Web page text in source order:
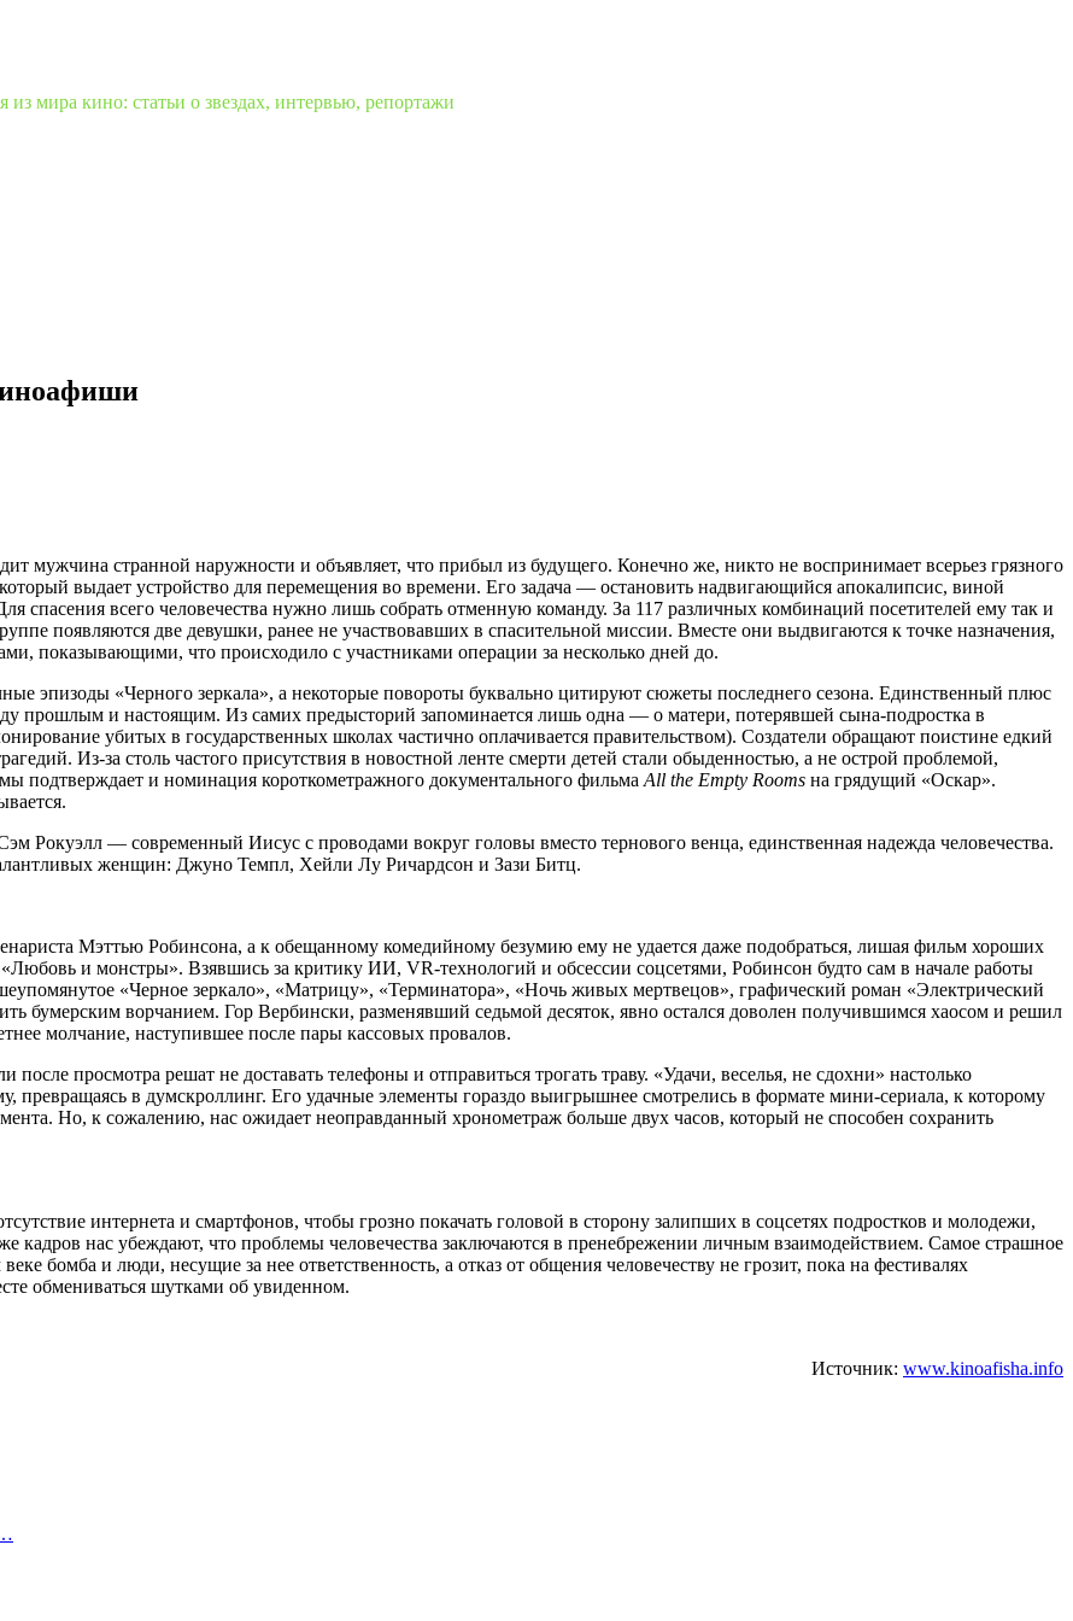
мира кино: статьи о звездах, интервью, репортажи
мужчина странной наружности и объявляет, что прибыл из будущего. Конечно же, никто не воспринимает всерьез грязного
выдает устройство для перемещения во времени. Его задача — остановить надвигающийся апокалипсис, виной
спасения всего человечества нужно лишь собрать отменную команду. За 117 различных комбинаций посетителей ему так и
появляются две девушки, ранее не участвовавших в спасительной миссии. Вместе они выдвигаются к точке назначения,
показывающими, что происходило с участниками операции за несколько дней до.
эпизоды «Черного зеркала», а некоторые повороты буквально цитируют сюжеты последнего сезона. Единственный плюс
и настоящим. Из самих предысторий запоминается лишь одна — о матери, потерявшей сына-подростка в
убитых в государственных школах частично оплачивается правительством). Создатели обращают поистине едкий
Из-за столь частого присутствия в новостной ленте смерти детей стали обыденностью, а не острой проблемой,
подтверждает и номинация короткометражного документального фильма All the Empty Rooms на грядущий «Оскар».
Рокуэлл — современный Иисус с проводами вокруг головы вместо тернового венца, единственная надежда человечества.
женщин: Джуно Темпл, Хейли Лу Ричардсон и Зази Битц.
Мэттью Робинсона, а к обещанному комедийному безумию ему не удается даже подобраться, лишая фильм хороших
и монстры». Взявшись за критику ИИ, VR-технологий и обсессии соцсетями, Робинсон будто сам в начале работы
«Черное зеркало», «Матрицу», «Терминатора», «Ночь живых мертвецов», графический роман «Электрический
бумерским ворчанием. Гор Вербински, разменявший седьмой десяток, явно остался доволен получившимся хаосом и решил
молчание, наступившее после пары кассовых провалов.
просмотра решат не доставать телефоны и отправиться трогать траву. «Удачи, веселья, не сдохни» настолько
превращаясь в думскроллинг. Его удачные элементы гораздо выигрышнее смотрелись в формате мини-сериала, к которому
Но, к сожалению, нас ожидает неоправданный хронометраж больше двух часов, который не способен сохранить
интернета и смартфонов, чтобы грозно покачать головой в сторону залипших в соцсетях подростков и молодежи,
кадров нас убеждают, что проблемы человечества заключаются в пренебрежении личным взаимодействием. Самое страшное
бомба и люди, несущие за нее ответственность, а отказ от общения человечеству не грозит, пока на фестивалях
обмениваться шутками об увиденном.
Источник: www.kinoafisha.info